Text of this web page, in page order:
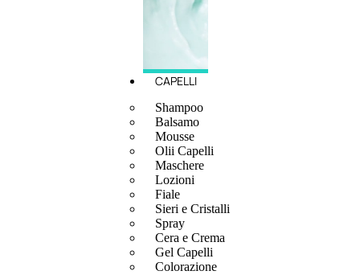
CAPELLI
Shampoo
Balsamo
Mousse
Olii Capelli
Maschere
Lozioni
Fiale
Sieri e Cristalli
Spray
Cera e Crema
Gel Capelli
Colorazione